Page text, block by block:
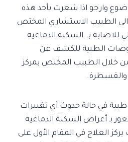
وارجو اذا شعرت بأحد هذه
الطبيب الاستشاري المختص
للاصابة بـ السكتة الدماغية
الطبية للكشف عن
خلال الطبيب المختص بمركز
والقسطرة.
في حالة حدوث أي تغييرات
بـ أعراض السكتة الدماغية
العلاج في المقام الأول على